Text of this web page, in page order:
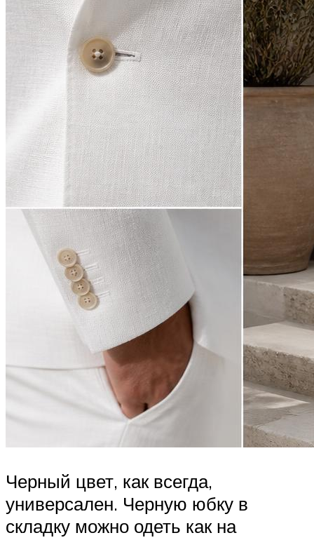
Черный цвет, как всегда,
универсален. Черную юбку в
складку можно одеть как на